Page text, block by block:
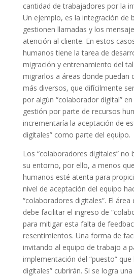
cantidad de trabajadores por la
Un ejemplo, es la integración de
gestionen llamadas y los
atención al cliente. En estos
humanos tiene la tarea de
migración y entrenamiento del
migrarlos a áreas donde puedan
más diversos, que difícilmente
por algún “colaborador digital”
gestión por parte de recursos
incrementaría la aceptación de
digitales” como parte del equipo.
Los “colaboradores digitales” no
su entorno, por ello, a menos
humanos esté atenta para
nivel de aceptación del equipo
“colaboradores digitales”. El
debe facilitar el ingreso de
para mitigar esta falta de
resentimientos. Una forma de
invitando al equipo de trabajo a
implementación del “puesto”
digitales” cubrirán. Si se logra